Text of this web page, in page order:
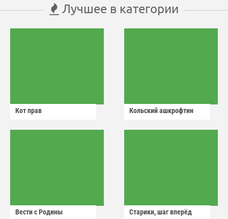
Лучшее в категории
Кот прав Кольский ашкрофтин
Вести с Родины Старики, шаг вперёд